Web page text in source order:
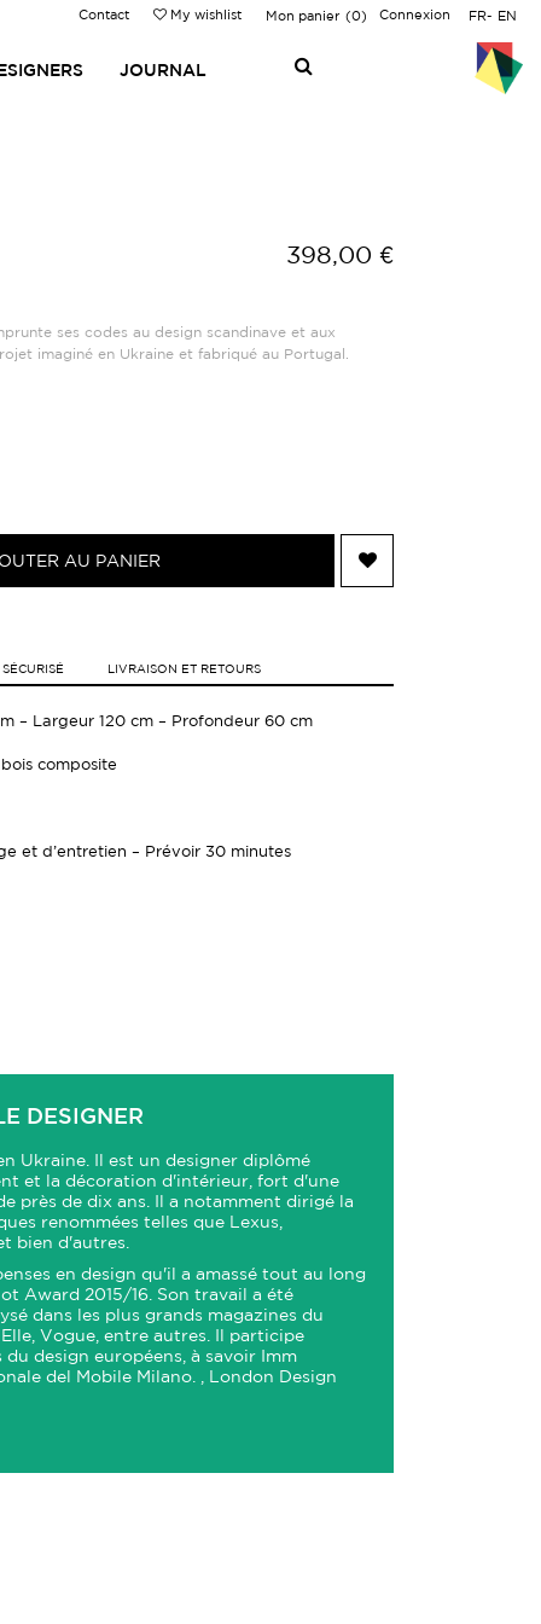
FR EN
Connexion
Mon panier 0
My wishlist
Contact
JOURNAL
398,00 €
ses codes au design scandinave et aux
imaginé en Ukraine et fabriqué au Portugal.
AU PANIER
LIVRAISON ET RETOURS
– Largeur 120 cm – Profondeur 60 cm
composite
et d’entretien – Prévoir 30 minutes
DESIGNER
Ukraine. Il est un designer diplômé
et la décoration d'intérieur, fort d'une
près de dix ans. Il a notamment dirigé la
renommées telles que Lexus,
bien d'autres.
en design qu'il a amassé tout au long
Award 2015/16. Son travail a été
dans les plus grands magazines du
Vogue, entre autres. Il participe
design européens, à savoir Imm
del Mobile Milano. , London Design